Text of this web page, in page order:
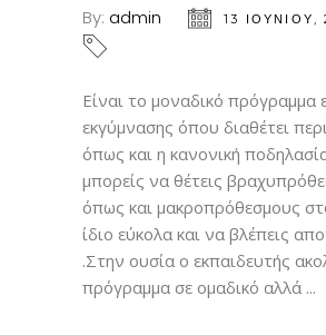
By: admin 13 ΙΟΥΝΊΟΥ,
Είναι το μοναδικό πρόγραμμα
εκγύμνασης όπου διαθέτει
όπως και η κανονική
μπορείς να θέτεις
όπως και μακροπρόθεσμους
ίδιο εύκολα και να βλέπεις
.Στην ουσία ο εκπαιδευτής
πρόγραμμα σε ομαδικό αλλά